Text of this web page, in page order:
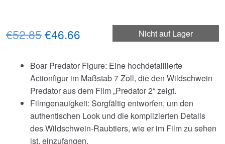
Nicht auf Lager
€52.85Ursprünglicher
war:
€52.85
€46.66
ist:
€46.66.
Boar Predator Figure: Eine hochdetaillierte
Actionfigur im Maßstab 7 Zoll, die den Wildschwein
Predator aus dem Film „Predator 2“ zeigt.
Filmgenauigkeit: Sorgfältig entworfen, um den
authentischen Look und die komplizierten Details
des Wildschwein-Raubtiers, wie er im Film zu sehen
ist, einzufangen.